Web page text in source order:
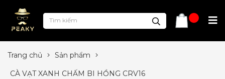
Trang chủ Sản phẩm
CÀ VẠT XANH CHẤM BI HỒNG CRV16